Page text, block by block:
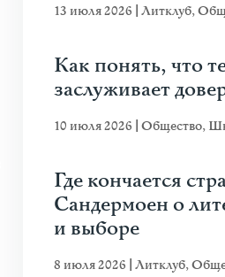
13 июля 2026 Литклуб,
Как понять, что
заслуживает
10 июля 2026 Общество,
Где кончается
Сандермоен о
и выборе
8 июля 2026 Литклуб,